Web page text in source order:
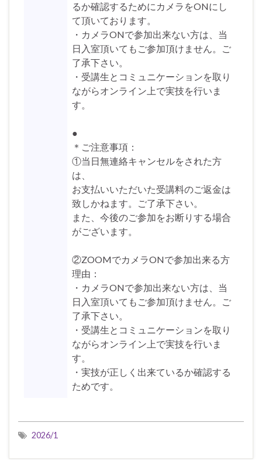
るか確認するためにカメラをONにし
て頂いております。
・カメラONで参加出来ない方は、当
日入室頂いてもご参加頂けません。ご
了承下さい。
・受講生とコミュニケーションを取り
ながらオンライン上で実技を行いま
す。
●
＊ご注意事項：
①当日無連絡キャンセルをされた方
は、
お支払いいただいた受講料のご返金は
致しかねます。ご了承下さい。
また、今後のご参加をお断りする場合
がございます。
②ZOOMでカメラONで参加出来る方
理由：
・カメラONで参加出来ない方は、当
日入室頂いてもご参加頂けません。ご
了承下さい。
・受講生とコミュニケーションを取り
ながらオンライン上で実技を行いま
す。
・実技が正しく出来ているか確認する
ためです。
2026/1